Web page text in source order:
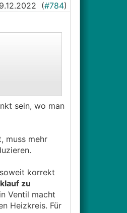
(#784)
7K der
sein, wo man
muss mehr
korrekt
zu
Ventil macht
Heizkreis. Für